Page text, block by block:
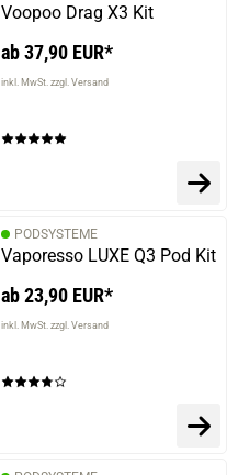
Voopoo Drag X3 Kit
ab 37,90 EUR*
inkl. MwSt. zzgl. Versand
PODSYSTEME
Vaporesso LUXE Q3 Pod Kit
ab 23,90 EUR*
inkl. MwSt. zzgl. Versand